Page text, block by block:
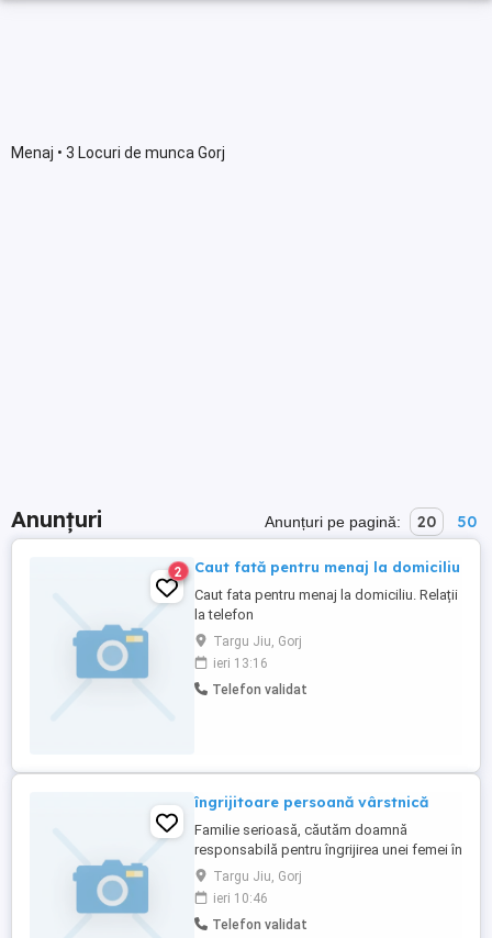
Menaj • 3 Locuri de munca Gorj
Anunțuri Anunțuri pe pagină: 20 50
2 Caut fată pentru menaj la domiciliu
Caut fata pentru menaj la domiciliu. Relații
la telefon
Targu Jiu, Gorj
ieri 13:16
Telefon validat
îngrijitoare persoană vârstnică
Familie serioasă, căutăm doamnă
responsabilă pentru îngrijirea unei femei în
vârstă nedeplasabile situată în zona
Prelungirea Panduri Program luni-vineri de
la 8 la 15 Responsabilitați: -ajutor pentru
igiena zilnica și îmbrăcare -administrarea
Targu Jiu, Gorj
ieri 10:46
Telefon validat